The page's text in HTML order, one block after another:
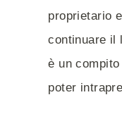
proprietario
continuare il
è un
poter